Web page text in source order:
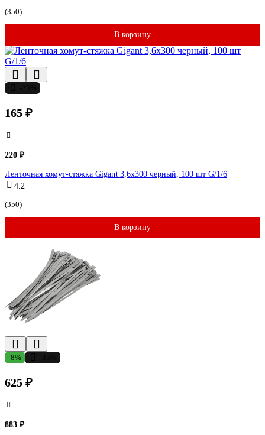
(350)
В корзину
165 ₽
220 ₽
Ленточная хомут-стяжка Gigant 3,6х300 черный, 100 шт G/1/6
4.2
(350)
В корзину
-8%
625 ₽
883 ₽